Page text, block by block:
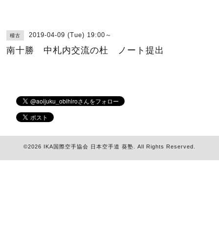
稽古 2019-04-09 (Tue) 19:00～
南十勝 中札内交流の杜 ノート提出
©2026 IKA国際空手協会 日本空手道 葵塾 . All Rights Reserved.